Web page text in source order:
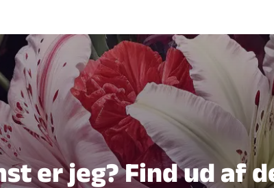
er jeg? Find ud af